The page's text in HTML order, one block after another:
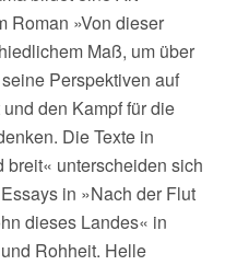
Roman »Von dieser
Maß, um über
Perspektiven auf
den Kampf für die
Die Texte in
unterscheiden sich
in »Nach der Flut
dieses Landes« in
Rohheit. Helle